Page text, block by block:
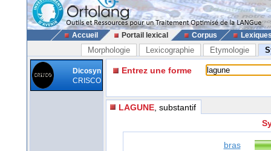
Accueil Portail lexical Corpus
Morphologie Lexicographie Etymologie
Dicosyn
CRISCO
Entrez une forme
LAGUNE , substantif
bras